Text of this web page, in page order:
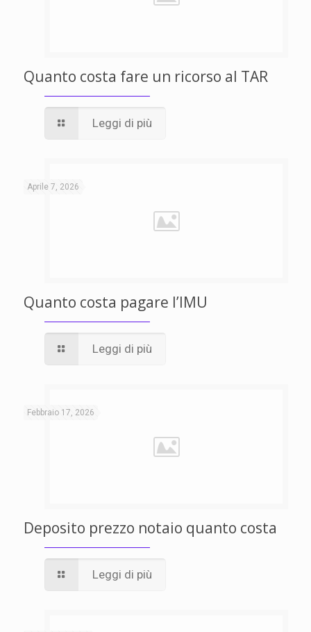
Quanto costa fare un ricorso al TAR
Leggi di più
Aprile 7, 2026
Quanto costa pagare l’IMU
Leggi di più
Febbraio 17, 2026
Deposito prezzo notaio quanto costa
Leggi di più